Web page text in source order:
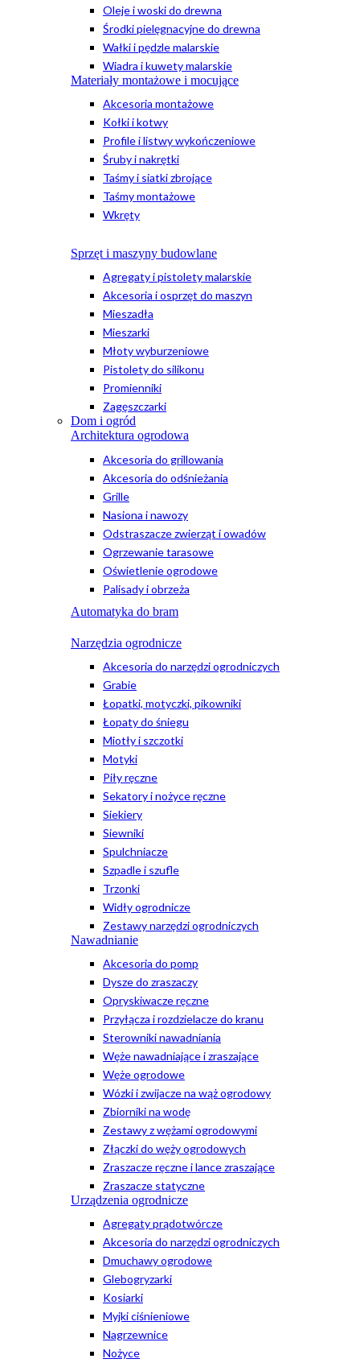
Oleje i woski do drewna
Środki pielęgnacyjne do drewna
Wałki i pędzle malarskie
Wiadra i kuwety malarskie
Materiały montażowe i mocujące
Akcesoria montażowe
Kołki i kotwy
Profile i listwy wykończeniowe
Śruby i nakrętki
Taśmy i siatki zbrojące
Taśmy montażowe
Wkręty
Sprzęt i maszyny budowlane
Agregaty i pistolety malarskie
Akcesoria i osprzęt do maszyn
Mieszadła
Mieszarki
Młoty wyburzeniowe
Pistolety do silikonu
Promienniki
Zagęszczarki
Dom i ogród
Architektura ogrodowa
Akcesoria do grillowania
Akcesoria do odśnieżania
Grille
Nasiona i nawozy
Odstraszacze zwierząt i owadów
Ogrzewanie tarasowe
Oświetlenie ogrodowe
Palisady i obrzeża
Automatyka do bram
Narzędzia ogrodnicze
Akcesoria do narzędzi ogrodniczych
Grabie
Łopatki, motyczki, pikowniki
Łopaty do śniegu
Miotły i szczotki
Motyki
Piły ręczne
Sekatory i nożyce ręczne
Siekiery
Siewniki
Spulchniacze
Szpadle i szufle
Trzonki
Widły ogrodnicze
Zestawy narzędzi ogrodniczych
Nawadnianie
Akcesoria do pomp
Dysze do zraszaczy
Opryskiwacze ręczne
Przyłącza i rozdzielacze do kranu
Sterowniki nawadniania
Węże nawadniające i zraszające
Węże ogrodowe
Wózki i zwijacze na wąż ogrodowy
Zbiorniki na wodę
Zestawy z wężami ogrodowymi
Złączki do węży ogrodowych
Zraszacze ręczne i lance zraszające
Zraszacze statyczne
Urządzenia ogrodnicze
Agregaty prądotwórcze
Akcesoria do narzędzi ogrodniczych
Dmuchawy ogrodowe
Glebogryzarki
Kosiarki
Myjki ciśnieniowe
Nagrzewnice
Nożyce